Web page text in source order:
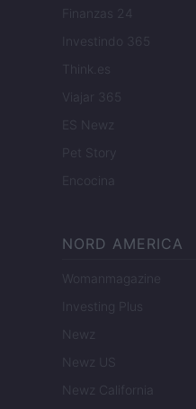
Finanzas 24
Investindo 365
Think.es
Viajar 365
ES Newz
Pet Story
Encocina
NORD AMERICA
Womanmagazine
Investing Plus
Newz
Newz US
Newz California